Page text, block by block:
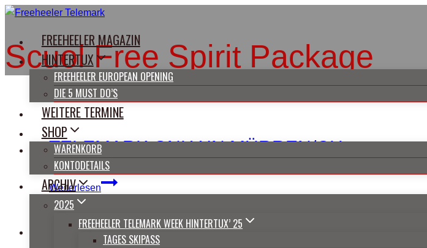
Zum
springen FREEHEELER MAGAZIN
HINTERTUX
FREEHEELER EUROPEAN OPENING
DIE 5 MUST DO’S
WEITERE TERMINE
SHOP
WARENKORB
KONTODETAILS
ARCHIV
2025
FREEHEELER TELEMARK WEEK HINTERTUX’ 25
TAGES SKIPASS
Scuol Free Spirit Package
TELEMARK ONLY IN MÜRREN/CH
Weiterlesen
Telemark
Only
Mürren/CH